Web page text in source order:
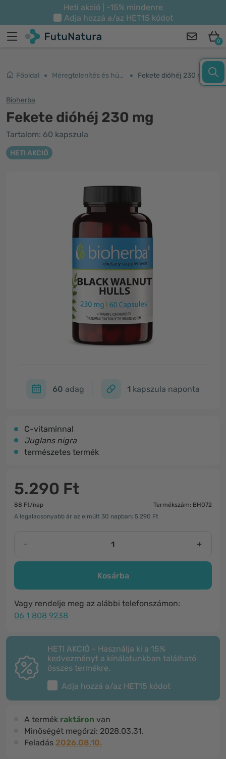
Heti akció | -15% mindenre
Adja hozzá a/az HET15 kódot
0
Főoldal Méregtelenítés és húgyutak Fekete dióhéj 230 mg
Bioherba
Fekete dióhéj 230 mg
Tartalom: 60 kapszula
HETI AKCIÓ
60 adag 1 kapszula naponta
C-vitaminnal
Juglans nigra
természetes termék
5.290 Ft
88 Ft/nap
Termékszám: BH072
A legalacsonyabb ár az elmúlt 30 napban: 5.290 Ft
- +
Kosárba
Vagy rendelje meg az alábbi telefonszámon:
06 1 808 9238
HETI AKCIÓ - Használja ki a 15%
kedvezményt a kínálatunkban található
összes termékre.
Adja hozzá a/az HET15 kódot
A termék raktáron van
Minőségét megőrzi: 2028.03.31.
Feladás 2026.08.10.